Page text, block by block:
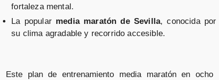
fortaleza mental.
La popular media maratón de Sevilla, conocida por
su clima agradable y recorrido accesible.
Este plan de entrenamiento media maratón en ocho